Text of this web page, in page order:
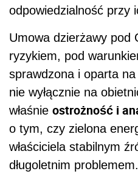
odpowiedzialność przy
Umowa dzierżawy pod
ryzykiem, pod
sprawdzona i oparta
nie wyłącznie na
właśnie ostrożność i
o tym, czy zielona
właściciela stabilnym
długoletnim problemem.